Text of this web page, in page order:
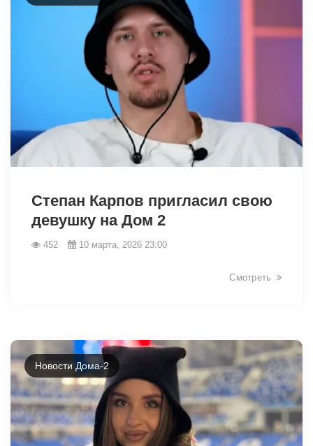
Степан Карпов пригласил свою
девушку на Дом 2
452 10 марта, 2026 23:00
Смотреть
Новости Дома-2